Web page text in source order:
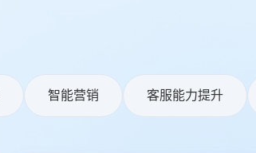
智能营销 客服能力提升